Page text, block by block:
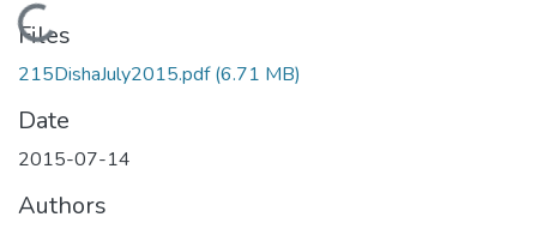
Loading...
Files
215DishaJuly2015.pdf(6.71 MB)
Date
2015-07-14
Authors